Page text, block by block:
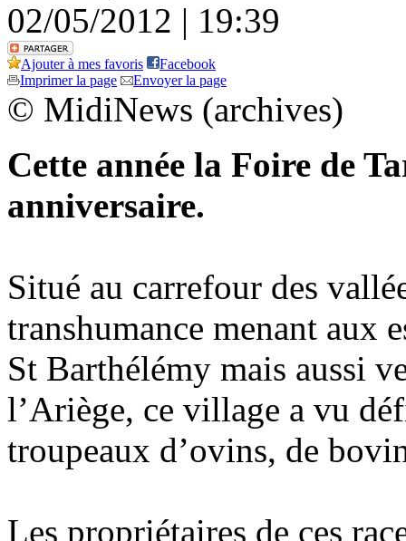
02/05/2012 | 19:39
Ajouter à mes favoris
Facebook
Imprimer la page
Envoyer la page
© MidiNews (archives)
Cette année la Foire de
anniversaire.
Situé au carrefour des
transhumance menant aux
St Barthélémy mais aussi
l’Ariège, ce village a vu
troupeaux d’ovins, de
Les propriétaires de ces